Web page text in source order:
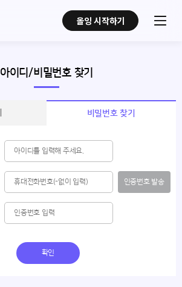
올잉 시작하기
아이디/비밀번호 찾기
비밀번호 찾기
인증번호 발송
확인